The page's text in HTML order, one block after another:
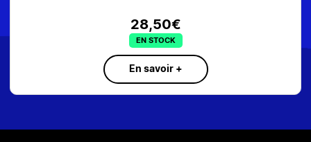
28,50€
EN STOCK
En savoir +